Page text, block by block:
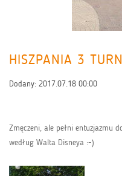
HISZPANIA 3
Dodany: 2017.07.18 00:00
Zmęczeni, ale pełni entuzjazmu
według Walta Disneya :-)